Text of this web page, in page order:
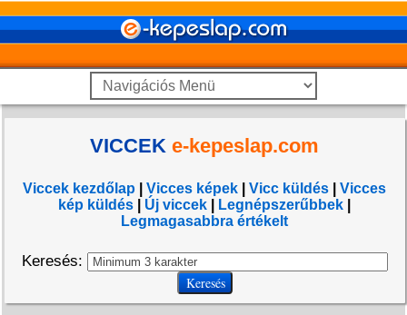
VICCEKe-kepeslap.com
Viccek kezdőlap |Vicces képek |Vicc küldés |Vicces
kép küldés
Új viccek Legnépszerűbbek
Legmagasabbra értékelt
Keresés: